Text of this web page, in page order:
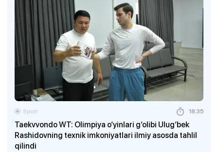
Taekvvondo WT: Olimpiya o‘yinlari g‘olibi Ulug‘bek
Rashidovning texnik imkoniyatlari ilmiy asosda tahlil
qilindi
Sport 18:35